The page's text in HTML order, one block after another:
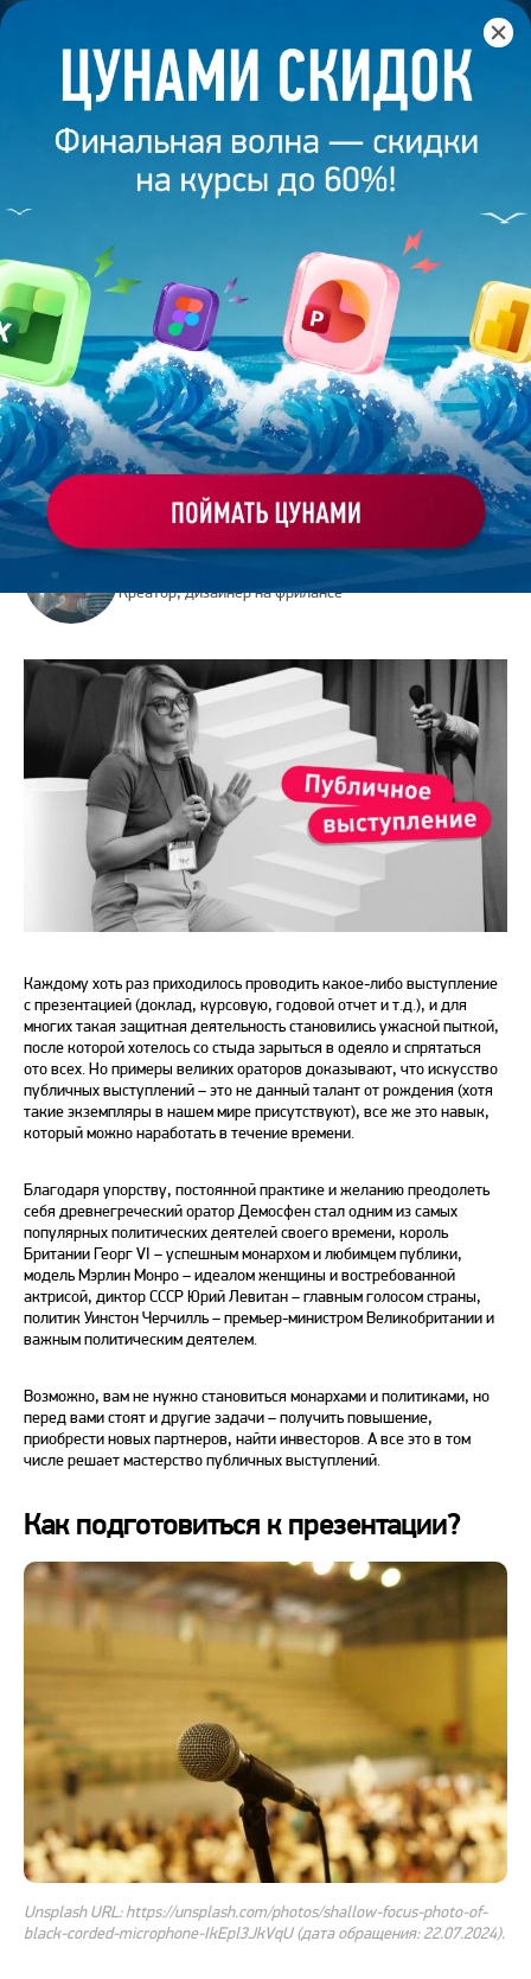
Как начать публичное выступление и
подготовить речь для презентации проекта?
23 июля 2024 18 минут 8 871
КАК НАЧАТЬ ПУБЛИЧНОЕ
ВЫСТУПЛЕНИЕ И ПОДГОТОВИТЬ РЕЧЬ
ДЛЯ ПРЕЗЕНТАЦИИ ПРОЕКТА?
Поделиться
Екатерина Григорьева
Креатор, дизайнер на фрилансе
Каждому хоть раз приходилось проводить какое-либо выступление
с презентацией (доклад, курсовую, годовой отчет и т.д.), и для
многих такая защитная деятельность становились ужасной пыткой,
после которой хотелось со стыда зарыться в одеяло и спрятаться
ото всех. Но примеры великих ораторов доказывают, что искусство
публичных выступлений – это не данный талант от рождения (хотя
такие экземпляры в нашем мире присутствуют), все же это навык,
который можно наработать в течение времени.
Благодаря упорству, постоянной практике и желанию преодолеть
себя древнегреческий оратор Демосфен стал одним из самых
популярных политических деятелей своего времени, король
Британии Георг VI – успешным монархом и любимцем публики,
модель Мэрлин Монро – идеалом женщины и востребованной
актрисой, диктор СССР Юрий Левитан – главным голосом страны,
политик Уинстон Черчилль – премьер-министром Великобритании и
важным политическим деятелем.
Возможно, вам не нужно становиться монархами и политиками, но
перед вами стоят и другие задачи – получить повышение,
приобрести новых партнеров, найти инвесторов. А все это в том
числе решает мастерство публичных выступлений.
Как подготовиться к презентации?
Unsplash URL: https://unsplash.com/photos/shallow-focus-photo-of-
black-corded-microphone-IkEpl3JkVqU (дата обращения: 22.07.2024).